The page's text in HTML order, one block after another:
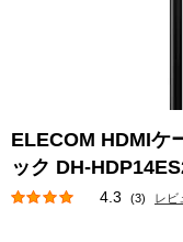
ELECOM HDMIケ
ック DH-
4.3 (3) レビ